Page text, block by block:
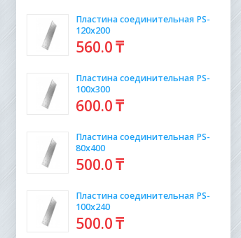
Пластина соединительная PS-
120х200
560.0₸
Пластина соединительная PS-
100х300
600.0₸
Пластина соединительная PS-
80х400
500.0₸
Пластина соединительная PS-
100х240
500.0₸